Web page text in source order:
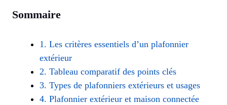
Sommaire
1. Les critères essentiels d’un plafonnier
extérieur
2. Tableau comparatif des points clés
3. Types de plafonniers extérieurs et usages
4. Plafonnier extérieur et maison connectée